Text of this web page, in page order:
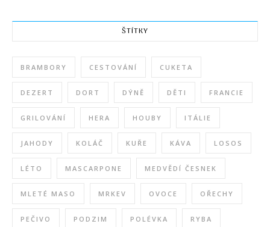
ŠTÍTKY
BRAMBORY CESTOVÁNÍ CUKETA
DEZERT DORT DÝNĚ DĚTI FRANCIE
GRILOVÁNÍ HERA HOUBY ITÁLIE
JAHODY KOLÁČ KUŘE KÁVA LOSOS
LÉTO MASCARPONE MEDVĚDÍ ČESNEK
MLETÉ MASO MRKEV OVOCE OŘECHY
PEČIVO PODZIM POLÉVKA RYBA